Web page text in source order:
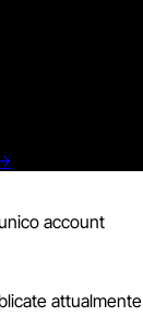
account
attualmente